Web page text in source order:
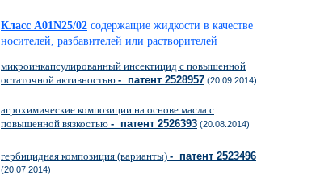
Класс A01N25/02 содержащие жидкости в качестве
носителей, разбавителей или растворителей
микроинкапсулированный инсектицид с повышенной
остаточной активностью - патент 2528957 (20.09.2014)
агрохимические композиции на основе масла с
повышенной вязкостью - патент 2526393 (20.08.2014)
гербицидная композиция (варианты) - патент 2523496
(20.07.2014)